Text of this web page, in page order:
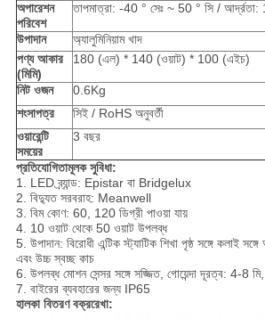
অপারেশন
পরিবেশ
তাপমাত্রা: -40 ° সেঃ ~ 50 ° সি /
উপাদান
অ্যালুমিনিয়াম খাদ
পণ্য আকার
(মিমি)
180 (এল) * 140 (ওয়াট) * 100 (এইচ)
নিট ওজন
0.6Kg
শংসাপত্র
সিই / RoHS অনুবর্তী
ওয়ারেন্টি
সময়ের
3 বছর
প্রতিযোগিতামূলক সুবিধা:
1. LED ব্র্যান্ড: Epistar বা Bridgelux
2. বিদ্যুত সরবরাহ: Meanwell
3. বিম কোণ: 60, 120 ডিগ্রী পাওয়া যায়
4. 10 ওয়াট থেকে 50 ওয়াট উপলব্ধ
5. উপাদান: বিরোধী এন্টিক স্ট্যাটিক শিখা পৃষ্ঠ সঙ্গে কলাই সঙ্গে
এবং উচ্চ স্বচ্ছ কাচ
6. উপলব্ধ মোশন সেন্সর সঙ্গে সজ্জিত, গোয়েন্দা দূরত্ব: 4-8
7. বাইরের ব্যবহারের জন্য IP65
হালকা বিতরণ বক্ররেখা: